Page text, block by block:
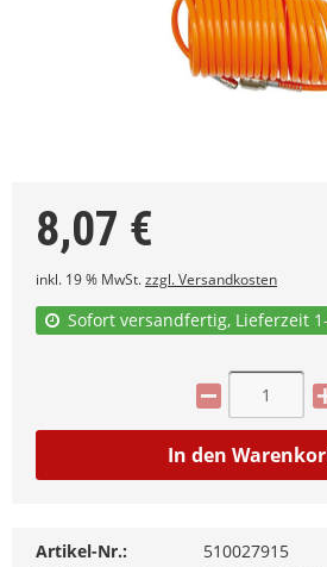
8,07 €
inkl. 19 % MwSt.zzgl. Versandkosten
Sofort versandfertig, Lieferzeit
In den
Artikel-Nr.:
510027915